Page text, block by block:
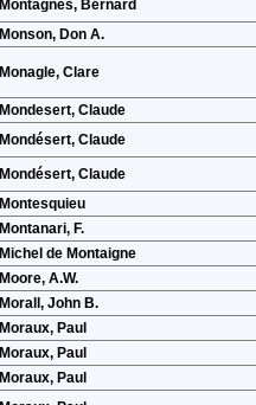
Montagnes, Bernard
Monson, Don A.
Monagle, Clare
Mondesert, Claude
Mondésert, Claude
Mondésert, Claude
Montesquieu
Montanari, F.
Michel de Montaigne
Moore, A.W.
Morall, John B.
Moraux, Paul
Moraux, Paul
Moraux, Paul